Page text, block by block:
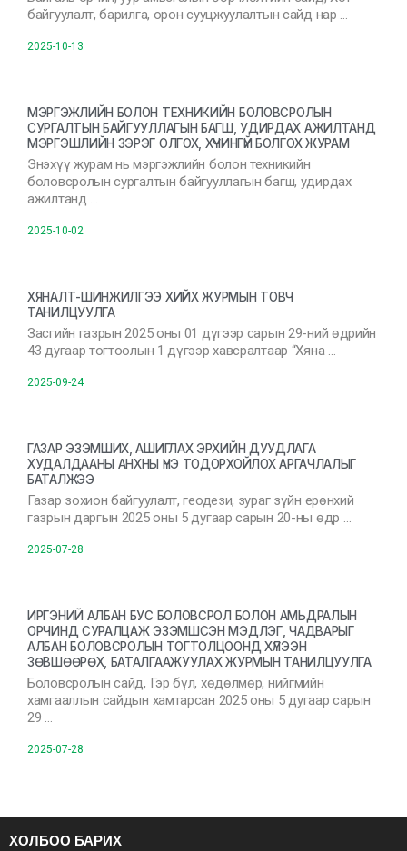
байгуулалт, барилга, орон сууцжуулалтын сайд нар …
2025-10-13
МЭРГЭЖЛИЙН БОЛОН ТЕХНИКИЙН БОЛОВСРОЛЫН
СУРГАЛТЫН БАЙГУУЛЛАГЫН БАГШ, УДИРДАХ АЖИЛТАНД
МЭРГЭШЛИЙН ЗЭРЭГ ОЛГОХ, ХҮЧИНГҮЙ БОЛГОХ ЖУРАМ
Энэхүү журам нь мэргэжлийн болон техникийн
боловсролын сургалтын байгууллагын багш, удирдах
ажилтанд …
2025-10-02
ХЯНАЛТ-ШИНЖИЛГЭЭ ХИЙХ ЖУРМЫН ТОВЧ
ТАНИЛЦУУЛГА
Засгийн газрын 2025 оны 01 дүгээр сарын 29-ний өдрийн
43 дугаар тогтоолын 1 дүгээр хавсралтаар “Хяна …
2025-09-24
ГАЗАР ЭЗЭМШИХ, АШИГЛАХ ЭРХИЙН ДУУДЛАГА
ХУДАЛДААНЫ АНХНЫ ҮНЭ ТОДОРХОЙЛОХ АРГАЧЛАЛЫГ
БАТАЛЖЭЭ
Газар зохион байгуулалт, геодези, зураг зүйн ерөнхий
газрын даргын 2025 оны 5 дугаар сарын 20-ны өдр …
2025-07-28
ИРГЭНИЙ АЛБАН БУС БОЛОВСРОЛ БОЛОН АМЬДРАЛЫН
ОРЧИНД СУРАЛЦАЖ ЭЗЭМШСЭН МЭДЛЭГ, ЧАДВАРЫГ
АЛБАН БОЛОВСРОЛЫН ТОГТОЛЦООНД ХҮЛЭЭН
ЗӨВШӨӨРӨХ, БАТАЛГААЖУУЛАХ ЖУРМЫН ТАНИЛЦУУЛГА
Боловсролын сайд, Гэр бүл, хөдөлмөр, нийгмийн
хамгааллын сайдын хамтарсан 2025 оны 5 дугаар сарын
29 …
2025-07-28
ХОЛБОО БАРИХ